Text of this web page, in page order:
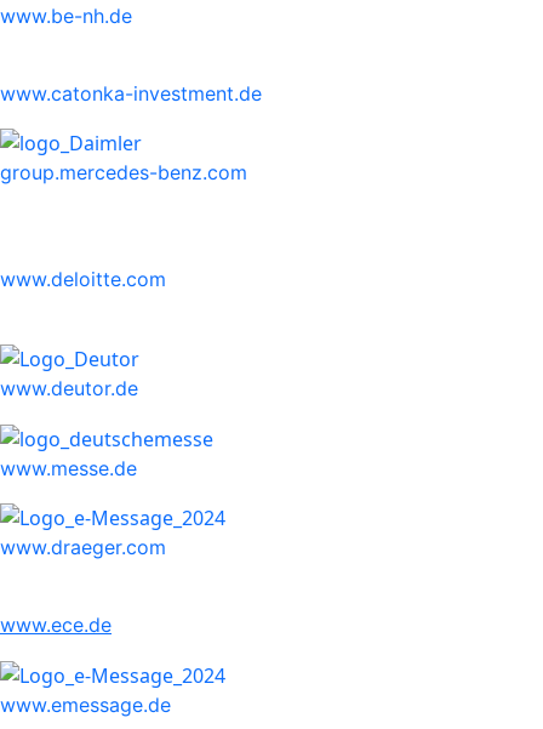
www.be-nh.de
www.catonka-investment.de
group.mercedes-benz.com
www.deloitte.com
www.deutor.de
www.messe.de
www.draeger.com
www.ece.de
www.emessage.de